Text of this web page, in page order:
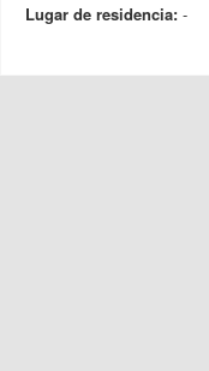
Lugar de residencia: -